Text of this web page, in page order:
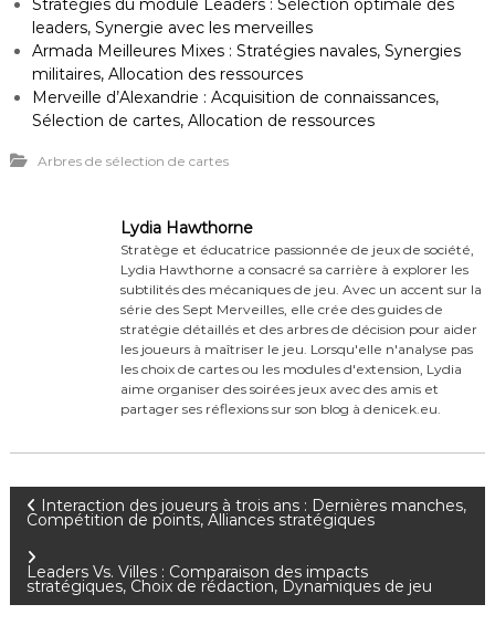
Stratégies du module Leaders : Sélection optimale des
leaders, Synergie avec les merveilles
Armada Meilleures Mixes : Stratégies navales, Synergies
militaires, Allocation des ressources
Merveille d’Alexandrie : Acquisition de connaissances,
Sélection de cartes, Allocation de ressources
Arbres de sélection de cartes
Lydia Hawthorne
Stratège et éducatrice passionnée de jeux de société,
Lydia Hawthorne a consacré sa carrière à explorer les
subtilités des mécaniques de jeu. Avec un accent sur la
série des Sept Merveilles, elle crée des guides de
stratégie détaillés et des arbres de décision pour aider
les joueurs à maîtriser le jeu. Lorsqu'elle n'analyse pas
les choix de cartes ou les modules d'extension, Lydia
aime organiser des soirées jeux avec des amis et
partager ses réflexions sur son blog à denicek.eu.
P
s
Interaction des joueurs à trois ans : Dernières manches,
Compétition de points, Alliances stratégiques
Leaders Vs. Villes : Comparaison des impacts
stratégiques, Choix de rédaction, Dynamiques de jeu